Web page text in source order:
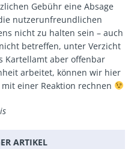
Gebühr eine Absage
nutzerunfreundlichen
nicht zu halten sein – auch
betreffen, unter Verzicht
Kartellamt aber offenbar
arbeitet, können wir hier
einer Reaktion rechnen
ARTIKEL